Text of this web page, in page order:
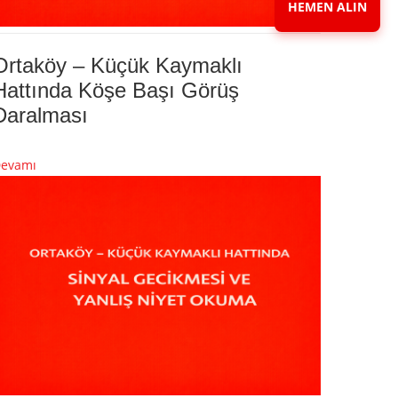
– Küçük Kaymaklı
Köşe Başı Görüş
HEMEN ALIN